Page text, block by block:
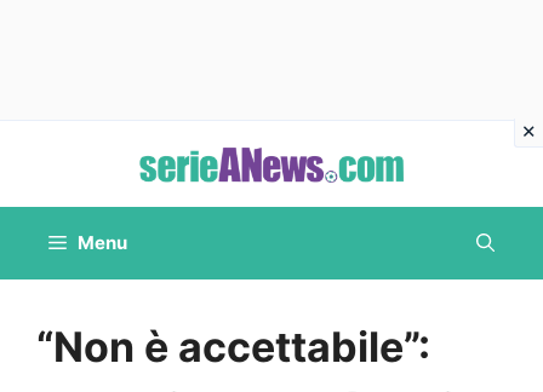
contenuto
Menu
“Non è accettabile”: